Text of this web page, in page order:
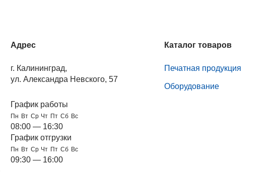
Адрес
г. Калининград,
ул. Александра Невского, 57
График работы
Пн Вт Ср Чт Пт Сб Вс
08:00 — 16:30
График отгрузки
Пн Вт Ср Чт Пт Сб Вс
09:30 — 16:00
Каталог товаров
Печатная продукция
Оборудование